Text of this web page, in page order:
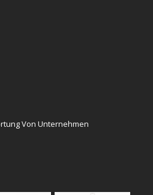
Von Unternehmen